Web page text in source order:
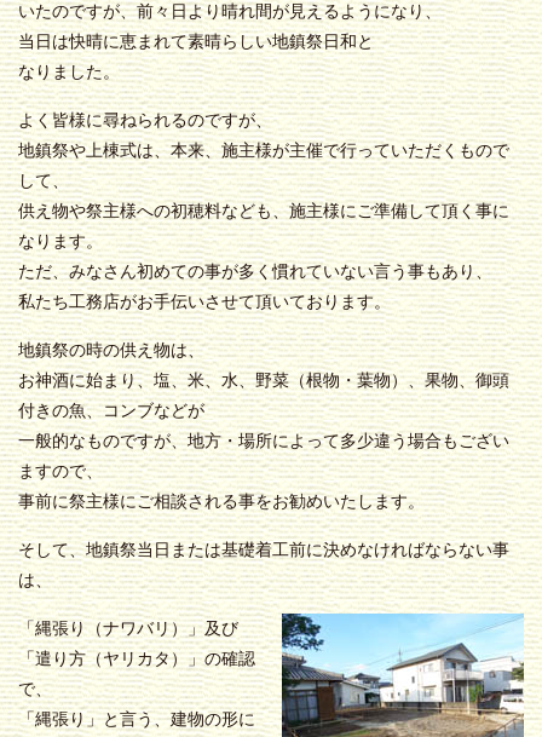
いたのですが、前々日より晴れ間が見えるようになり、
当日は快晴に恵まれて素晴らしい地鎮祭日和と
なりました。
よく皆様に尋ねられるのですが、
地鎮祭や上棟式は、本来、施主様が主催で行っていただくもので
して、
供え物や祭主様への初穂料なども、施主様にご準備して頂く事に
なります。
ただ、みなさん初めての事が多く慣れていない言う事もあり、
私たち工務店がお手伝いさせて頂いております。
地鎮祭の時の供え物は、
お神酒に始まり、塩、米、水、野菜（根物・葉物）、果物、御頭
付きの魚、コンブなどが
一般的なものですが、地方・場所によって多少違う場合もござい
ますので、
事前に祭主様にご相談される事をお勧めいたします。
そして、地鎮祭当日または基礎着工前に決めなければならない事
は、
「縄張り（ナワバリ）」及び
「遣り方（ヤリカタ）」の確認
で、
「縄張り」と言う、建物の形に